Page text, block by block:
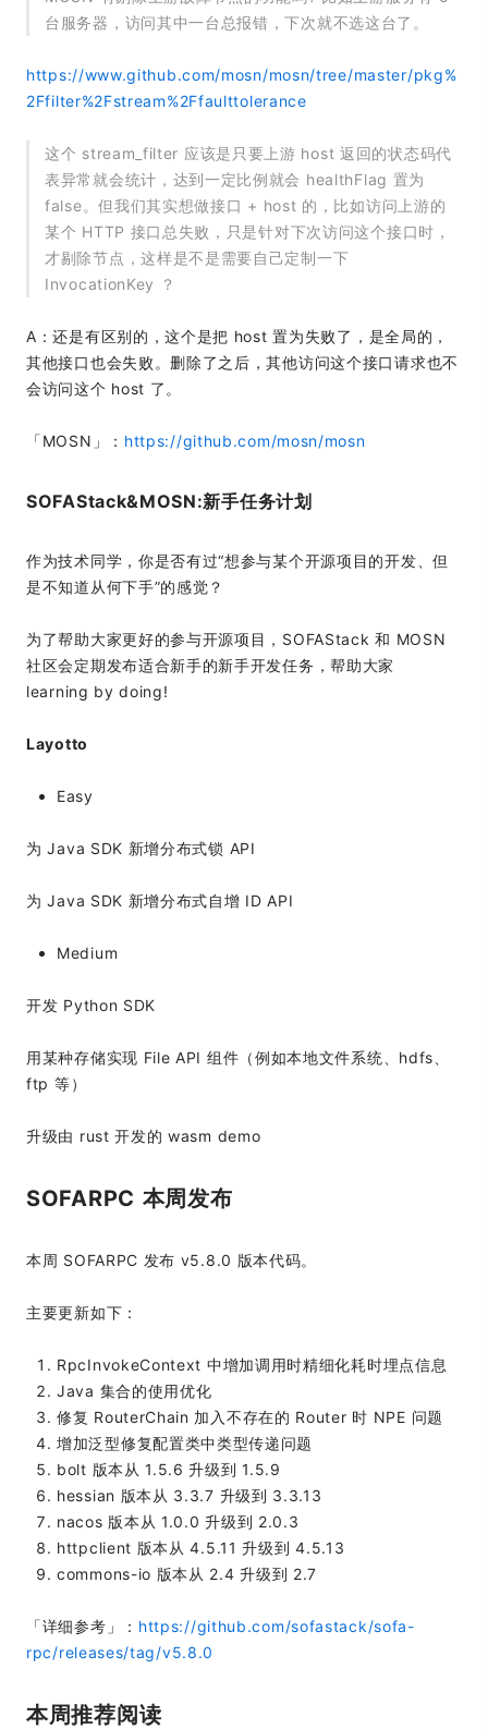
台服务器，访问其中一台总报错，下次就不选这台了。
https://www.github.com/mosn/mosn/tree/master/pkg%
2Ffilter%2Fstream%2Ffaulttolerance
这个 stream_filter 应该是只要上游 host 返回的状态码代
表异常就会统计，达到一定比例就会 healthFlag 置为
false。但我们其实想做接口 + host 的，比如访问上游的
某个 HTTP 接口总失败，只是针对下次访问这个接口时，
才剔除节点，这样是不是需要自己定制一下
InvocationKey ？
A：还是有区别的，这个是把 host 置为失败了，是全局的，
其他接口也会失败。删除了之后，其他访问这个接口请求也不
会访问这个 host 了。
「MOSN」： https://github.com/mosn/mosn
SOFAStack&MOSN:新手任务计划
作为技术同学，你是否有过“想参与某个开源项目的开发、但
是不知道从何下手”的感觉？
为了帮助大家更好的参与开源项目，SOFAStack 和 MOSN
社区会定期发布适合新手的新手开发任务，帮助大家
learning by doing!
Layotto
Easy
为 Java SDK 新增分布式锁 API
为 Java SDK 新增分布式自增 ID API
Medium
开发 Python SDK
用某种存储实现 File API 组件（例如本地文件系统、hdfs、
ftp 等）
升级由 rust 开发的 wasm demo
SOFARPC 本周发布
本周 SOFARPC 发布 v5.8.0 版本代码。
主要更新如下：
RpcInvokeContext 中增加调用时精细化耗时埋点信息
Java 集合的使用优化
修复 RouterChain 加入不存在的 Router 时 NPE 问题
增加泛型修复配置类中类型传递问题
bolt 版本从 1.5.6 升级到 1.5.9
hessian 版本从 3.3.7 升级到 3.3.13
nacos 版本从 1.0.0 升级到 2.0.3
httpclient 版本从 4.5.11 升级到 4.5.13
commons-io 版本从 2.4 升级到 2.7
「详细参考」： https://github.com/sofastack/sofa-
rpc/releases/tag/v5.8.0
本周推荐阅读